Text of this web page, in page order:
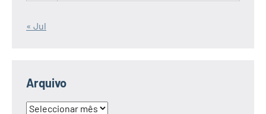
« Jul
Arquivo
Arquivo